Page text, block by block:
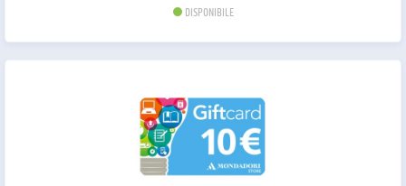
DISPONIBILE